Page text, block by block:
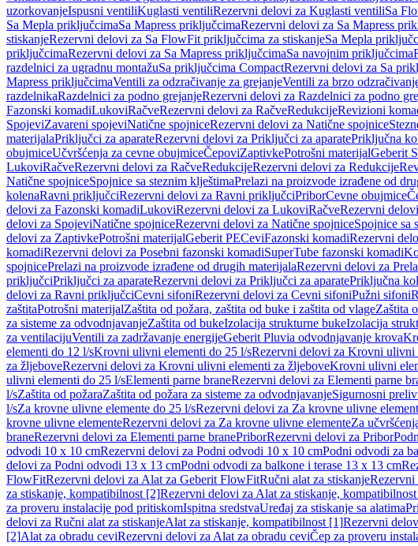
uzorkovanjeIspusni ventiliKuglasti ventiliRezervni delovi za Kuglasti ventiliSa
Sa Mepla priključcimaSa Mapress priključcimaRezervni delovi za Sa Mapress
stiskanjeRezervni delovi za Sa FlowFit priključcima za stiskanjeSa Mepla
priključcimaRezervni delovi za Sa Mapress priključcimaSa navojnim priključcima
razdelnici za ugradnu montažuSa priključcima CompactRezervni delovi za Sa
Mapress priključcimaVentili za odzračivanje za grejanjeVentili za brzo
razdelnikaRazdelnici za podno grejanjeRezervni delovi za Razdelnici za podno
Fazonski komadiLukoviRačveRezervni delovi za RačveRedukcijeRevizioni
SpojeviZavareni spojeviNatične spojniceRezervni delovi za Natične spojnice
materijalaPriključci za aparateRezervni delovi za Priključci za aparatePriključna
obujmiceUčvršćenja za cevne obujmiceČepoviZaptivkePotrošni materijalGeberit
LukoviRačveRezervni delovi za RačveRedukcijeRezervni delovi za Redukcije
Natične spojniceSpojnice sa steznim klještimaPrelazi na proizvode izrađene od
kolenaRavni priključciRezervni delovi za Ravni priključciPriborCevne obujmice
delovi za Fazonski komadiLukoviRezervni delovi za LukoviRačveRezervni
delovi za SpojeviNatične spojniceRezervni delovi za Natične spojniceSpojnice sa
delovi za ZaptivkePotrošni materijalGeberit PECeviFazonski komadiRezervni
komadiRezervni delovi za Posebni fazonski komadiSuperTube fazonski komadi
spojnicePrelazi na proizvode izrađene od drugih materijalaRezervni delovi za
priključciPriključci za aparateRezervni delovi za Priključci za aparatePriključna
delovi za Ravni priključciCevni sifoniRezervni delovi za Cevni sifoniPužni sifoni
zaštitaPotrošni materijalZaštita od požara, zaštita od buke i zaštita od vlageZaštita
za sisteme za odvodnjavanjeZaštita od bukeIzolacija strukturne bukeIzolacija
za ventilacijuVentili za zadržavanje energijeGeberit Pluvia odvodnjavanje krova
elementi do 12 l/sKrovni ulivni elementi do 25 l/sRezervni delovi za Krovni ulivni
za žljeboveRezervni delovi za Krovni ulivni elementi za žljeboveKrovni ulivni
ulivni elementi do 25 l/sElementi parne braneRezervni delovi za Elementi parne
l/sZaštita od požaraZaštita od požara za sisteme za odvodnjavanjeSigurnosni
l/sZa krovne ulivne elemente do 25 l/sRezervni delovi za Za krovne ulivne
krovne ulivne elementeRezervni delovi za Za krovne ulivne elementeZa
braneRezervni delovi za Elementi parne branePriborRezervni delovi za Pribor
odvodi 10 x 10 cmRezervni delovi za Podni odvodi 10 x 10 cmPodni odvodi za
delovi za Podni odvodi 13 x 13 cmPodni odvodi za balkone i terase 13 x 13 cm
FlowFitRezervni delovi za Alat za Geberit FlowFitRučni alat za stiskanjeRezervni
za stiskanje, kompatibilnost [2]Rezervni delovi za Alat za stiskanje,
za proveru instalacije pod pritiskomIspitna sredstvaUređaj za stiskanje sa alatima
delovi za Ručni alat za stiskanjeAlat za stiskanje, kompatibilnost [1]Rezervni
[2]Alat za obradu ceviRezervni delovi za Alat za obradu ceviČep za proveru